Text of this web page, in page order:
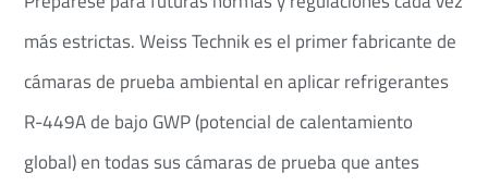
más estrictas. Weiss Technik es el primer fabricante de
cámaras de prueba ambiental en aplicar refrigerantes
R-449A de bajo GWP (potencial de calentamiento
global) en todas sus cámaras de prueba que antes